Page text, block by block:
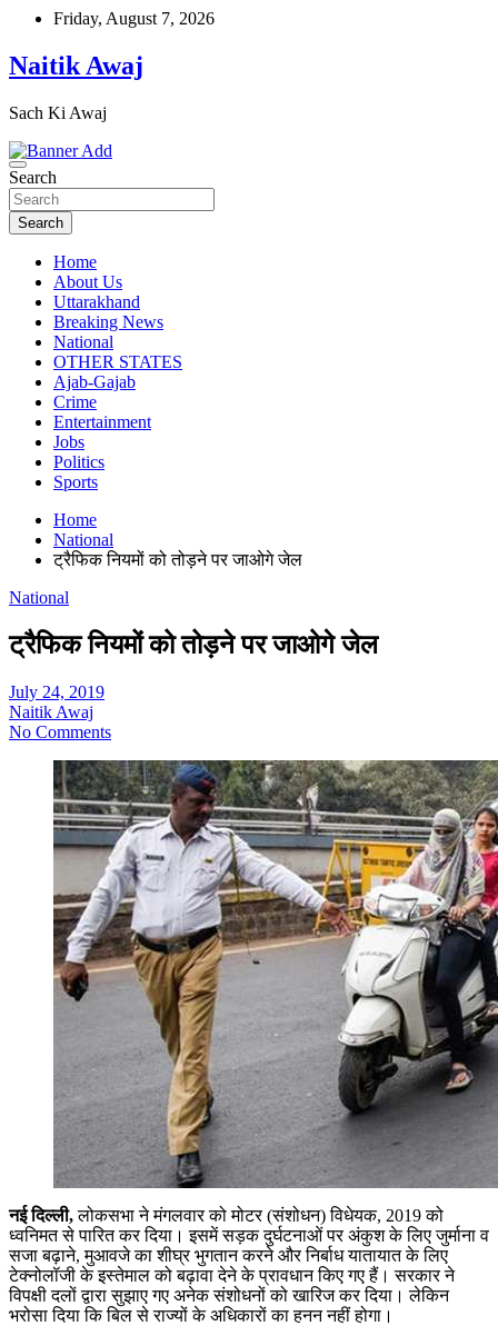
Skip
content
Friday, August 7, 2026
Naitik Awaj
Sach Ki Awaj
Search
Search
Home
About Us
Uttarakhand
Breaking News
National
OTHER STATES
Ajab-Gajab
Crime
Entertainment
Jobs
Politics
Sports
Home
National
ट्रैफिक नियमों को तोड़ने पर जाओगे जेल
National
ट्रैफिक नियमों को तोड़ने पर जाओगे जेल
July 24, 2019
Naitik Awaj
No Comments
नई दिल्ली,लोकसभा ने मंगलवार को मोटर (संशोधन) विधेयक, 2019 को
ध्वनिमत से पारित कर दिया। इसमें सड़क दुर्घटनाओं पर अंकुश के लिए जुर्माना व
सजा बढ़ाने, मुआवजे का शीघ्र भुगतान करने और निर्बाध यातायात के लिए
टेक्नोलॉजी के इस्तेमाल को बढ़ावा देने के प्रावधान किए गए हैं। सरकार ने
विपक्षी दलों द्वारा सुझाए गए अनेक संशोधनों को खारिज कर दिया। लेकिन
भरोसा दिया कि बिल से राज्यों के अधिकारों का हनन नहीं होगा।